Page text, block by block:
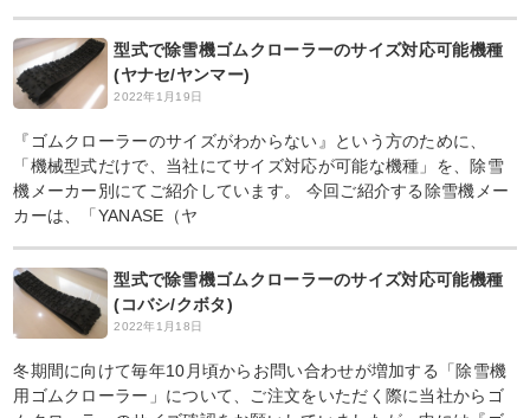
型式で除雪機ゴムクローラーのサイズ対応可能機種
(ヤナセ/ヤンマー)
2022年1月19日
『ゴムクローラーのサイズがわからない』という方のために、
「機械型式だけで、当社にてサイズ対応が可能な機種」を、除雪
機メーカー別にてご紹介しています。 今回ご紹介する除雪機メー
カーは、「YANASE（ヤ
型式で除雪機ゴムクローラーのサイズ対応可能機種
(コバシ/クボタ)
2022年1月18日
冬期間に向けて毎年10月頃からお問い合わせが増加する「除雪機
用ゴムクローラー」について、ご注文をいただく際に当社からゴ